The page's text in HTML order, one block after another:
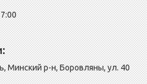
Минский р-н, Боровляны, ул. 40